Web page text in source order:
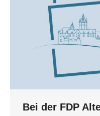
Bei der FDP